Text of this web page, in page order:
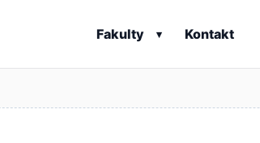
Fakulty ▾ Kontakt